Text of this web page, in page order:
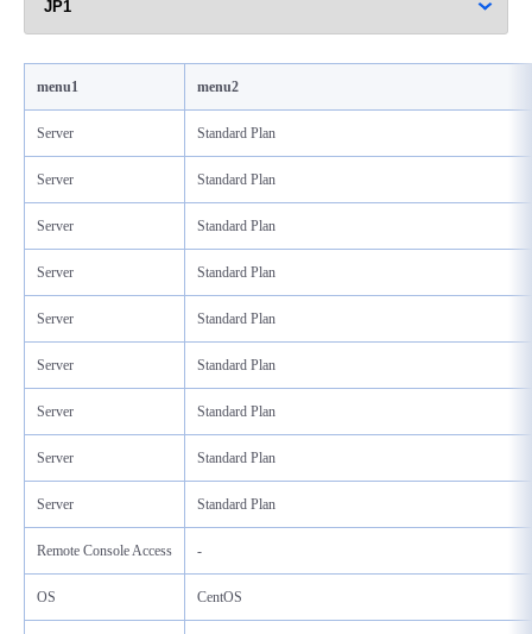
menu1 menu2
Server Standard Plan
Server Standard Plan
Server Standard Plan
Server Standard Plan
Server Standard Plan
Server Standard Plan
Server Standard Plan
Server Standard Plan
Server Standard Plan
Remote Console Access -
OS CentOS